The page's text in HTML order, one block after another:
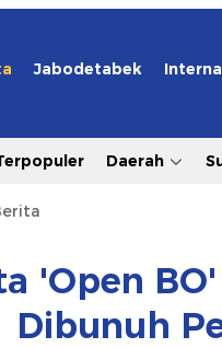
Jabodetabek
Daerah
'Open
Dibunuh